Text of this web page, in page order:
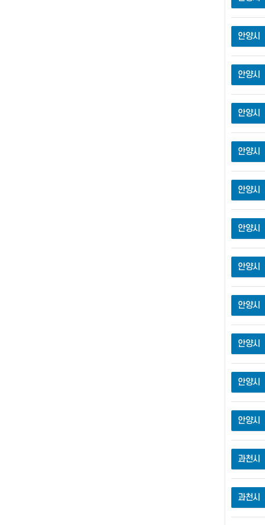
안양시
안양시
안양시
안양시
안양시
안양시
안양시
안양시
안양시
안양시
안양시
과천시
과천시